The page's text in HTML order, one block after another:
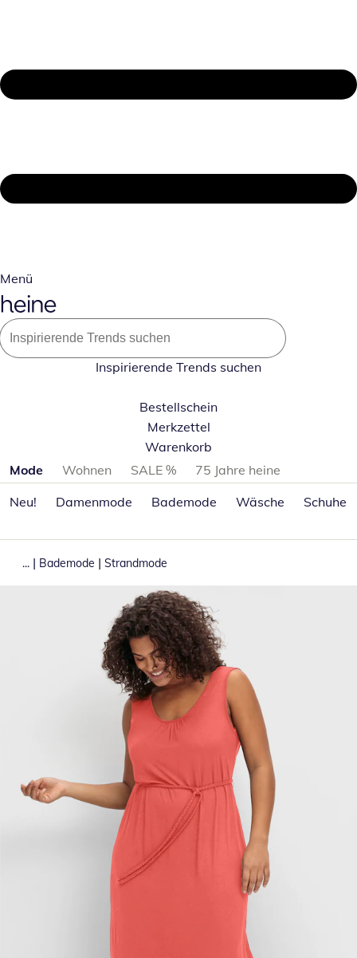
Menü
Inspirierende Trends suchen
Bestellschein
Merkzettel
Warenkorb
Produktkategorien überspringen
Mode Wohnen SALE %
75 Jahre heine
Neu!
Damenmode Bademode Wäsche Schuhe
... | Bademode | Strandmode